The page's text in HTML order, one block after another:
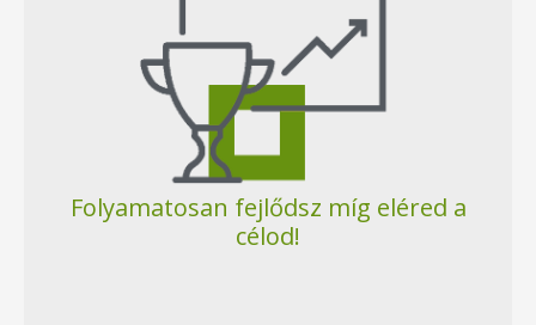
Folyamatosan fejlődsz míg eléred a
célod!